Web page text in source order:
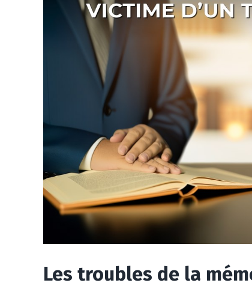
Les troubles de la